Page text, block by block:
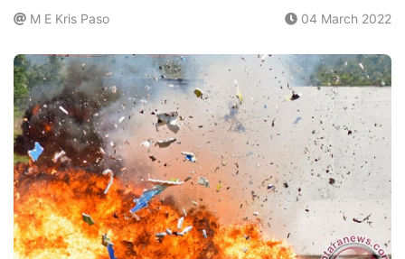
M E Kris Paso 04 March 2022